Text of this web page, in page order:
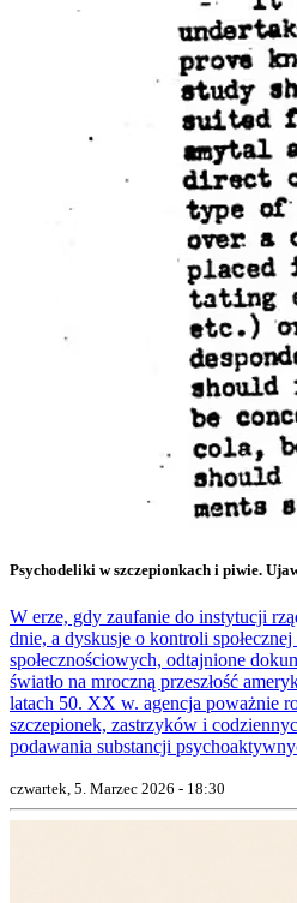
Psychodeliki w szczepionkach i piwie.
W erze, gdy zaufanie do instytucji
dnie, a dyskusje o kontroli
społecznościowych, odtajnione
światło na mroczną przeszłość
latach 50. XX w. agencja poważnie
szczepionek, zastrzyków i
podawania substancji
czwartek, 5. Marzec 2026 - 18:30